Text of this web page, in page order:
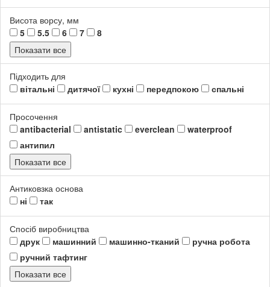
Висота ворсу, мм
5
5.5 6 7
8
Показати все
Підходить для
вітальні
дитячої кухні передпокою спальні
Просочення
antibacterial
antistatic everclean
waterproof
антипил
Показати все
Антиковзка основа
ні
так
Спосіб виробництва
друк
машинний машинно-тканий
ручна робота
ручний тафтинг
Показати все